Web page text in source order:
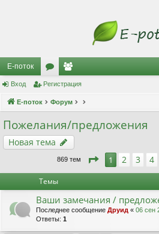
Е-поток
ор
ум
ол
ьз
ов
ат
ел
и
Вход Регистрация
Е-поток Форум
Пожелания/предложения
Новая тема
869 тем Страница из
1 2 3 4
Темы
Ваши замечания /
Последнее сообщение Друид « 06 сен
Ответы: 1